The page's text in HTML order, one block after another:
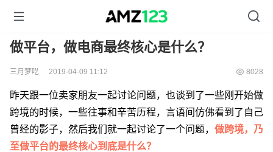
做平台，做电商最终核心是什么？
三月梦呓 2019-04-09 11:12 8028
昨天跟一位卖家朋友一起讨论问题，也谈到了一些刚开始做
跨境的时候，一些往事和辛苦历程，言语间仿佛看到了自己
曾经的影子，然后我们就一起讨论了一个问题， 做跨境，乃
至做平台的最终核心到底是什么？